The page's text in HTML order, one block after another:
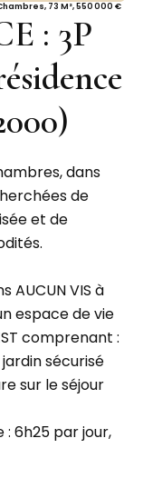
73 M², 550 000 €
: 3P
dans
de
et de
AUCUN VIS à
espace de vie
comprenant :
sécurisé
sur le séjour
: 6h25 par jour,